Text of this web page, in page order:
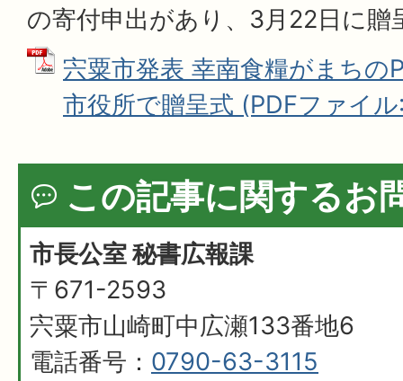
の寄付申出があり、3月22日に贈
宍粟市発表 幸南食糧がまちの
市役所で贈呈式 (PDFファイ
この記事に関するお
市長公室 秘書広報課
〒671-2593
宍粟市山崎町中広瀬133番地6
電話番号： 0790-63-3115